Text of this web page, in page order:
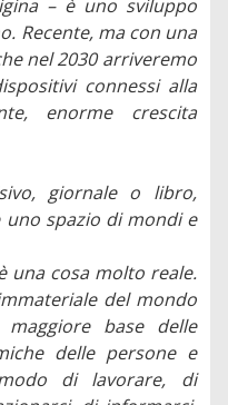
– è uno sviluppo
Recente, ma con una
nel 2030 arriveremo
connessi alla
enorme crescita
giornale o libro,
spazio di mondi e
una cosa molto reale.
del mondo
base delle
delle persone e
di lavorare, di